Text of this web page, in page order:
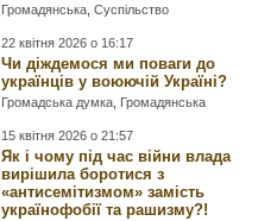
Громадянська ,Суспільство
22 квітня 2026 о 16:17
Чи діждемося ми поваги до
українців у воюючій Україні?
Громадська думка Громадянська
15 квітня 2026 о 21:57
Як і чому під час війни влада
вирішила боротися з
«антисемітизмом» замість
українофобії та рашизму?!